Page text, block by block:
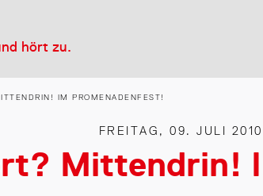
hört zu.
IM PROMENADENFEST!
FREITAG, 09. JULI 2010
Mittendrin!